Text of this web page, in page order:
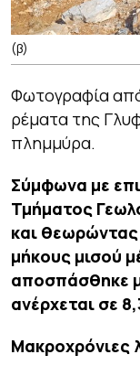
(β)
Φωτογραφία
ρέματα της
πλημμύρα.
Σύμφωνα με
Τμήματος
και θεωρώντας
μήκους μισού
αποσπάσθηκε
ανέρχεται σε
Μακροχρόνιες